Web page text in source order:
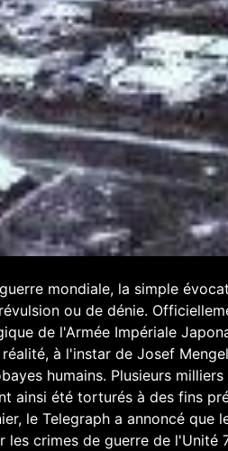
mondiale, la simple
ou de dénie.
de l'Armée Impériale
à l'instar de Josef
humains. Plusieurs
ainsi été torturés à des fins
le Telegraph a annoncé que
crimes de guerre de l'Unité